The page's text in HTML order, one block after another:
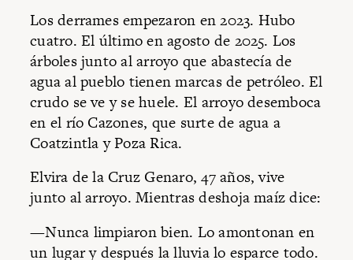
Los derrames empezaron en 2023. Hubo
cuatro. El último en agosto de 2025. Los
árboles junto al arroyo que abastecía de
agua al pueblo tienen marcas de petróleo. El
crudo se ve y se huele. El arroyo desemboca
en el río Cazones, que surte de agua a
Coatzintla y Poza Rica.
Elvira de la Cruz Genaro, 47 años, vive
junto al arroyo. Mientras deshoja maíz dice:
—Nunca limpiaron bien. Lo amontonan en
un lugar y después la lluvia lo esparce todo.